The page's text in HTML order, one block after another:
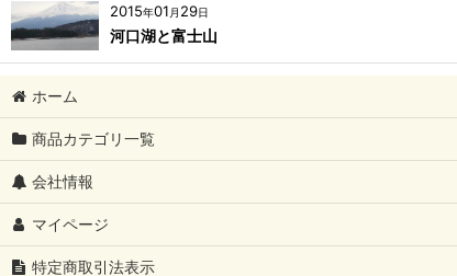
2015年01 月 29日
河口湖と富士山
ホーム
商品カテゴリ一覧
会社情報
マイページ
特定商取引法表示